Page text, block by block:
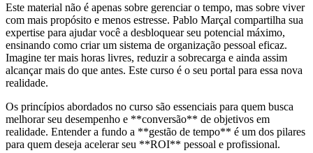
Este material não é apenas sobre gerenciar o tempo, mas sobre viver
com mais propósito e menos estresse. Pablo Marçal compartilha sua
expertise para ajudar você a desbloquear seu potencial máximo,
ensinando como criar um sistema de organização pessoal eficaz.
Imagine ter mais horas livres, reduzir a sobrecarga e ainda assim
alcançar mais do que antes. Este curso é o seu portal para essa nova
realidade.
Os princípios abordados no curso são essenciais para quem busca
melhorar seu desempenho e **conversão** de objetivos em
realidade. Entender a fundo a **gestão de tempo** é um dos pilares
para quem deseja acelerar seu **ROI** pessoal e profissional.